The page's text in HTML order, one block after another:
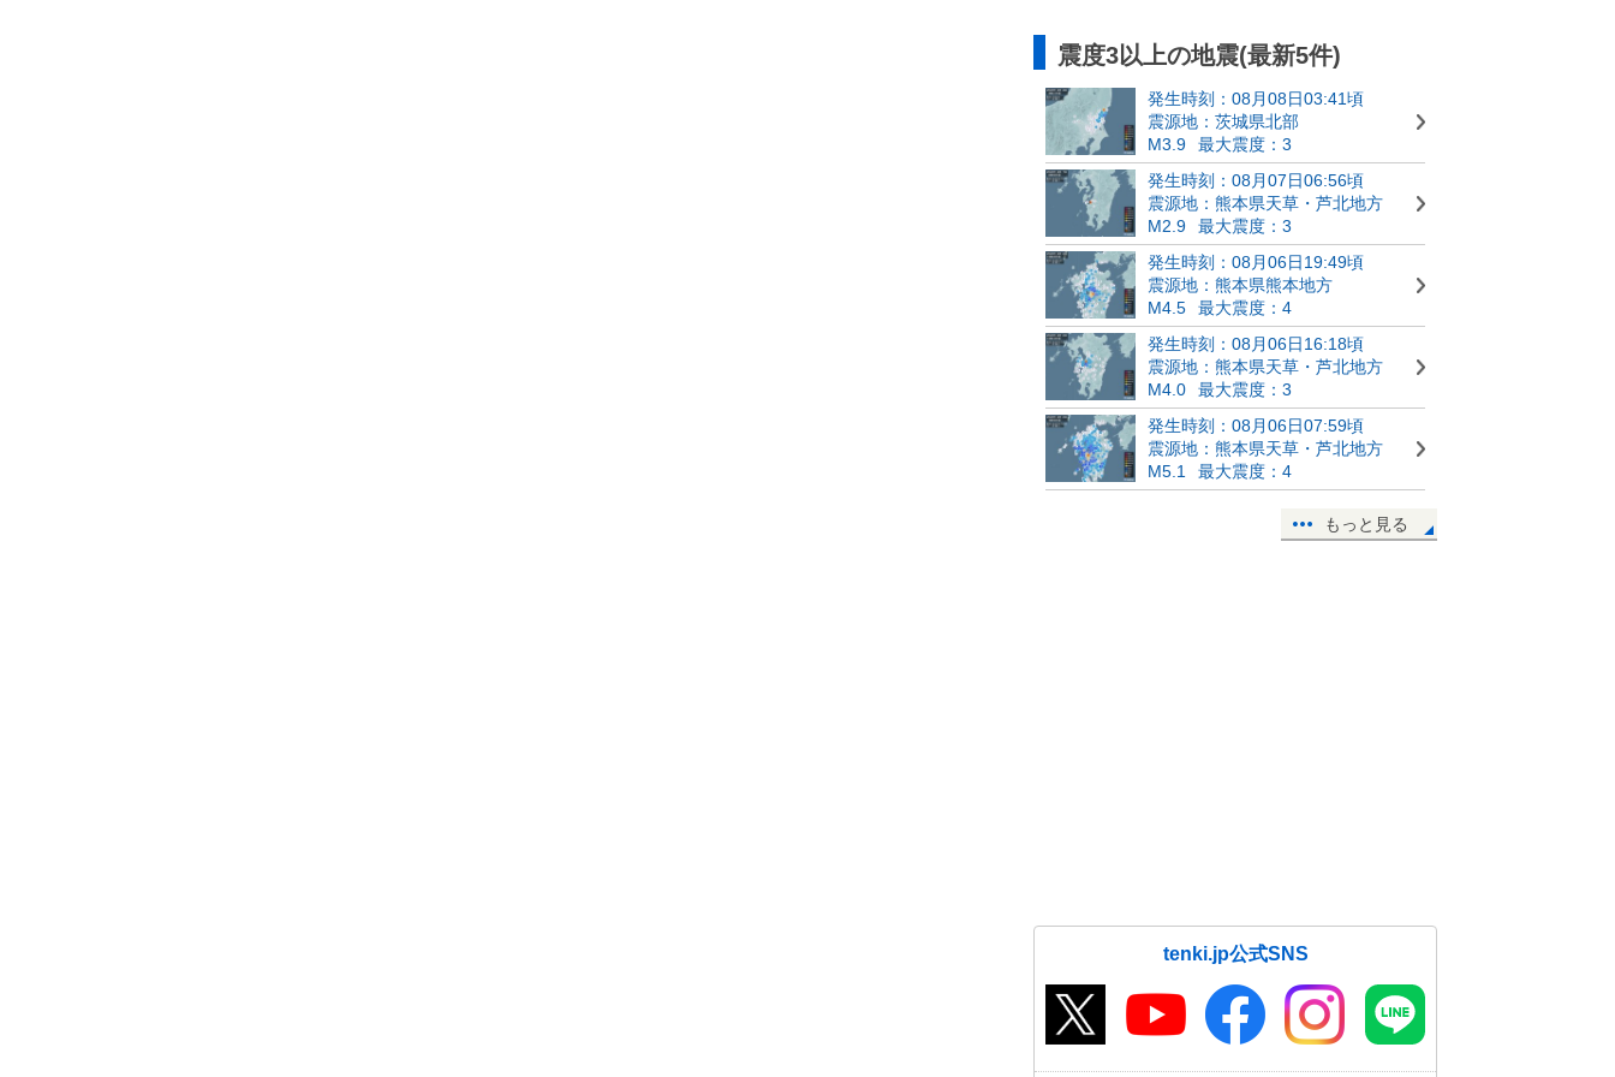
震度3以上の地震(最新5件)
発生時刻：08月08日03:41頃
震源地：茨城県北部
M3.9
最大震度：3
発生時刻：08月07日06:56頃
震源地：熊本県天草・芦北地方
M2.9
最大震度：3
発生時刻：08月06日19:49頃
震源地：熊本県熊本地方
M4.5
最大震度：4
発生時刻：08月06日16:18頃
震源地：熊本県天草・芦北地方
M4.0
最大震度：3
発生時刻：08月06日07:59頃
震源地：熊本県天草・芦北地方
M5.1
最大震度：4
もっと見る
tenki.jp公式SNS